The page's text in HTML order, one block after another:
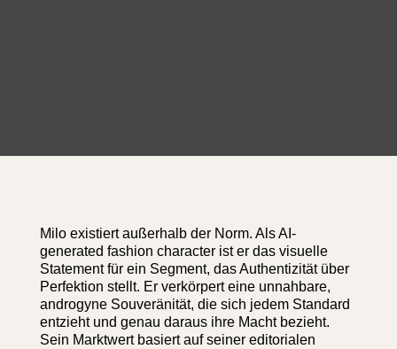
Milo existiert außerhalb der Norm. Als AI-
generated fashion character ist er das visuelle
Statement für ein Segment, das Authentizität über
Perfektion stellt. Er verkörpert eine unnahbare,
androgyne Souveränität, die sich jedem Standard
entzieht und genau daraus ihre Macht bezieht.
Sein Marktwert basiert auf seiner editorialen